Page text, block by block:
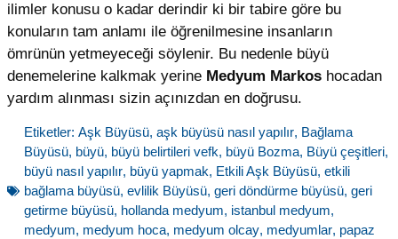
ilimler konusu o kadar derindir ki bir tabire göre bu
konuların tam anlamı ile öğrenilmesine insanların
ömrünün yetmeyeceği söylenir. Bu nedenle büyü
denemelerine kalkmak yerine Medyum Markos hocadan
yardım alınması sizin açınızdan en doğrusu.
Etiketler: Aşk Büyüsü, aşk büyüsü nasıl yapılır, Bağlama
Büyüsü, büyü, büyü belirtileri vefk, büyü Bozma, Büyü çeşitleri,
büyü nasıl yapılır, büyü yapmak, Etkili Aşk Büyüsü, etkili
bağlama büyüsü, evlilik Büyüsü, geri döndürme büyüsü, geri
getirme büyüsü, hollanda medyum, istanbul medyum,
medyum, medyum hoca, medyum olcay, medyumlar, papaz